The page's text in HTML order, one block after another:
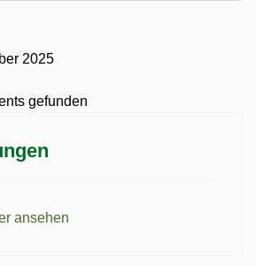
2025
gefunden
ansehen